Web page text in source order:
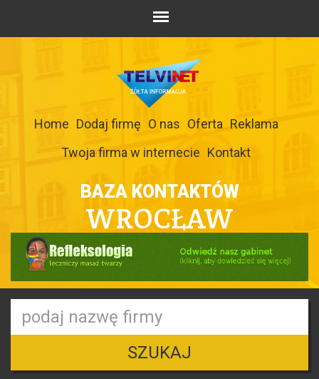
Home Dodaj firmę O nas Oferta Reklama
Twoja firma w internecie Kontakt
BAZA KONTAKTÓW
WROCŁAW
SZUKAJ